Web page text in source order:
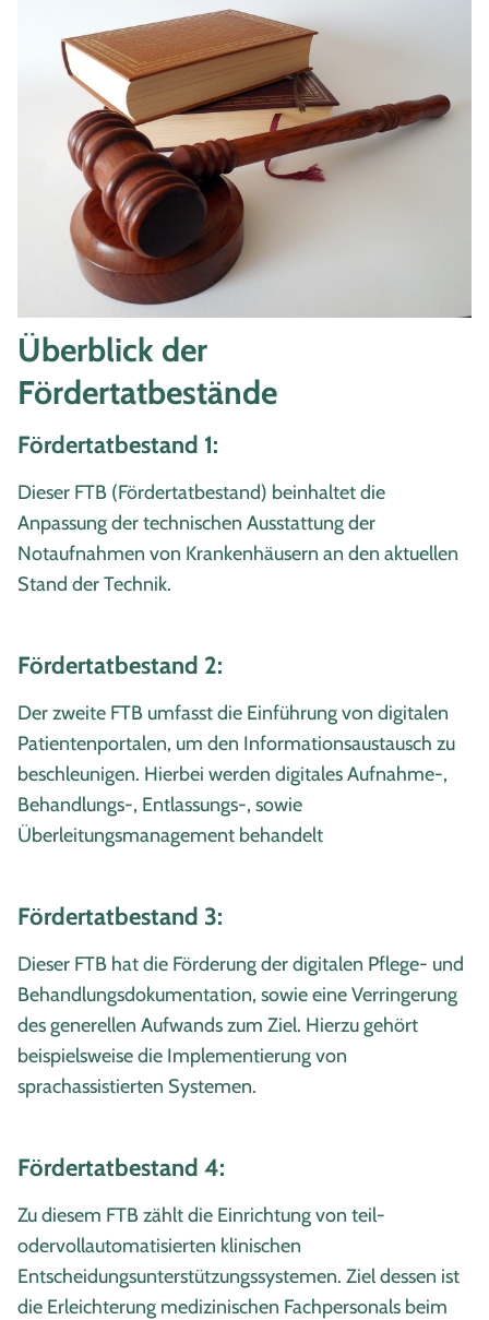
Überblick der
Fördertatbestände
Fördertatbestand 1:
Dieser FTB (Fördertatbestand) beinhaltet die
Anpassung der technischen Ausstattung der
Notaufnahmen von Krankenhäusern an den aktuellen
Stand der Technik.
Fördertatbestand 2:
Der zweite FTB umfasst die Einführung von digitalen
Patientenportalen, um den Informationsaustausch zu
beschleunigen. Hierbei werden digitales Aufnahme-,
Behandlungs-, Entlassungs-, sowie
Überleitungsmanagement behandelt
Fördertatbestand 3:
Dieser FTB hat die Förderung der digitalen Pflege- und
Behandlungsdokumentation, sowie eine Verringerung
des generellen Aufwands zum Ziel. Hierzu gehört
beispielsweise die Implementierung von
sprachassistierten Systemen.
Fördertatbestand 4:
Zu diesem FTB zählt die Einrichtung von teil-
odervollautomatisierten klinischen
Entscheidungsunterstützungssystemen. Ziel dessen ist
die Erleichterung medizinischen Fachpersonals beim